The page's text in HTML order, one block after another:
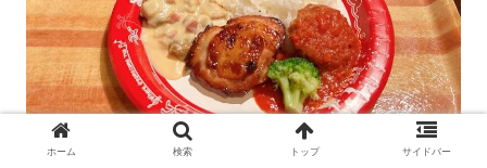
ホーム 検索 トップ サイドバー